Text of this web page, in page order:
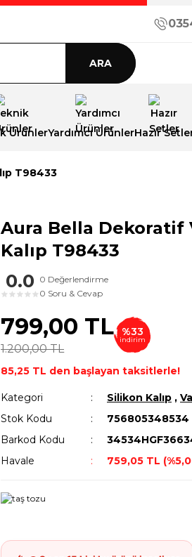
ARA
ÜrünlerYardımcı ÜrünlerHazır
T98433
Aura Bella Dekoratif
Kalıp T98433
0.0
★ ★ ★ ★ ★
0 Değerlendirme
0 Soru & Cevap
799,00 TL
1.200,00 TL
%33
indirim
85,25 TL den başlayan taksitlerle!
Kategori Silikon Kalıp ,
Stok Kodu
756805348534
Barkod Kodu
Havale
759,05 TL